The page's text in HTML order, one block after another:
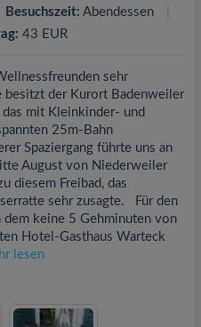
Besuchszeit: Abendessen
43 EUR
sehr
besitzt der Kurort Badenweiler
mit Kleinkinder- und
25m-Bahn
Spaziergang führte uns an
August von Niederweiler
diesem Freibad, das
sehr zusagte. Für den
keine 5 Gehminuten von
Hotel-Gasthaus Warteck
lesen